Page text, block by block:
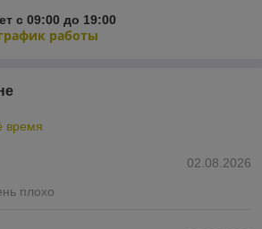
с 09:00 до 19:00
работы
время
02.08.2026
плохо